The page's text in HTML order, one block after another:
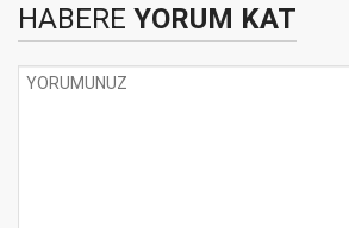
HABERE YORUM KAT